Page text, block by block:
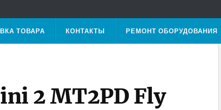
ТОВАРА КОНТАКТЫ РЕМОНТ ОБОРУДОВАНИЯ
2 MT2PD Fly